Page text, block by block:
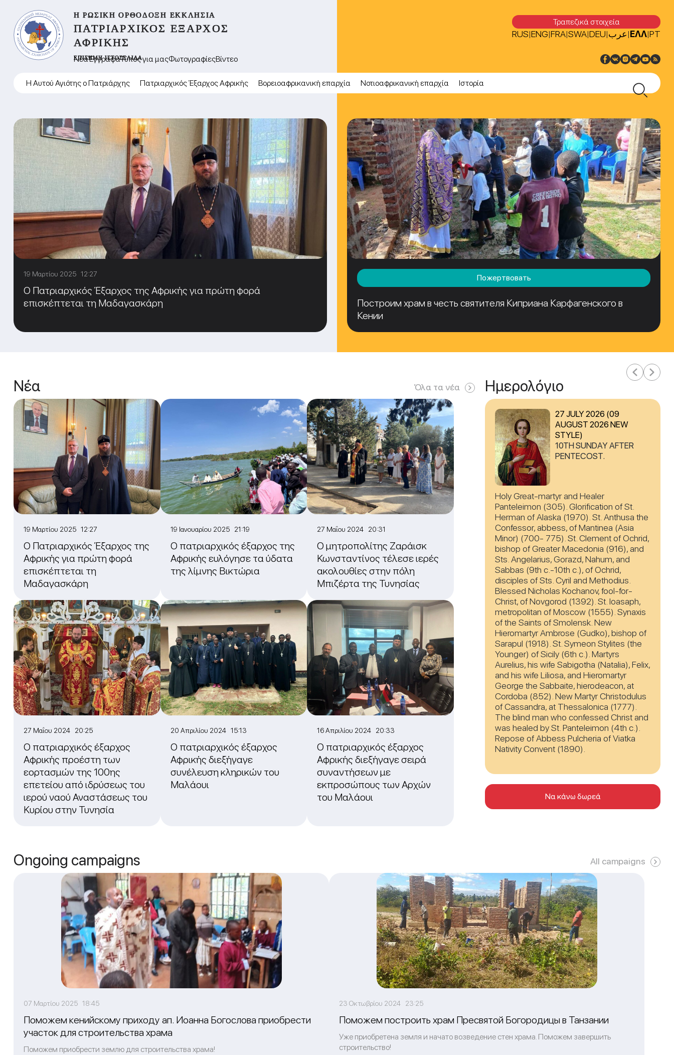
Η ΡΩΣΙΚΉ ΟΡΘΌΔΟΞΗ ΕΚΚΛΗΣΊΑ
ΠΑΤΡΙΑΡΧΙΚΌΣ ΈΞΑΡΧΟΣ
ΑΦΡΙΚΉΣ
ΕΠΊΣΗΜΗ ΙΣΤΟΣΕΛΊΔΑ
Τραπεζικά στοιχεία
RUS|ENG|FRA|SWA|DEU|عرب|ΕΛΛ|PT
ΝέαΈγγραφαΤύπος για μαςΦωτογραφίεςΒίντεο
Η Αυτού Αγιότης ο Πατριάρχης Πατριαρχικός Έξαρχος Αφρικής Βορειοαφρικανική επαρχία Νοτιοαφρικανική επαρχία Ιστορία
19 Μαρτίου 2025 12:27
Ο Πατριαρχικός Έξαρχος της Αφρικής για πρώτη φορά
επισκέπτεται τη Μαδαγασκάρη
Пожертвовать
Построим храм в честь святителя Киприана Карфагенского в
Кении
Νέα Όλα τα νέα
19 Μαρτίου 2025 12:27
Ο Πατριαρχικός Έξαρχος της
Αφρικής για πρώτη φορά
επισκέπτεται τη
Μαδαγασκάρη
19 Ιανουαρίου 2025 21:19
Ο πατριαρχικός έξαρχος της
Αφρικής ευλόγησε τα ύδατα
της λίμνης Βικτώρια
27 Μαΐου 2024 20:31
Ο μητροπολίτης Ζαράισκ
Κωνσταντίνος τέλεσε ιερές
ακολουθίες στην πόλη
Μπιζέρτα της Τυνησίας
27 Μαΐου 2024 20:25
Ο πατριαρχικός έξαρχος
Αφρικής προέστη των
εορτασμών της 100ης
επετείου από ιδρύσεως του
ιερού ναού Αναστάσεως του
Κυρίου στην Τυνησία
20 Απριλίου 2024 15:13
Ο πατριαρχικός έξαρχος
Αφρικής διεξήγαγε
συνέλευση κληρικών του
Μαλάουι
16 Απριλίου 2024 20:33
O πατριαρχικός έξαρχος
Αφρικής διεξήγαγε σειρά
συναντήσεων με
εκπροσώπους των Αρχών
του Μαλάουι
Ημερολόγιο
27 JULY 2026 (09
AUGUST 2026 NEW
STYLE)
10TH SUNDAY AFTER
PENTECOST.
Holy Great-martyr and Healer
Panteleimon (305). Glorification of St.
Herman of Alaska (1970). St. Anthusa the
Confessor, abbess, of Mantinea (Asia
Minor) (700- 775). St. Clement of Ochrid,
bishop of Greater Macedonia (916), and
Sts. Angelarius, Gorazd, Nahum, and
Sabbas (9th c.-10th c.), of Ochrid,
disciples of Sts. Cyril and Methodius.
Blessed Nicholas Kochanov, fool-for-
Christ, of Novgorod (1392). St. Ioasaph,
metropolitan of Moscow (1555). Synaxis
of the Saints of Smolensk. New
Hieromartyr Ambrose (Gudko), bishop of
Sarapul (1918). St. Symeon Stylites (the
Younger) of Sicily (6th c.). Martyrs
Aurelius, his wife Sabigotha (Natalia), Felix,
and his wife Liliosa, and Hieromartyr
George the Sabbaite, hierodeacon, at
Cordoba (852). New Martyr Christodulus
of Cassandra, at Thessalonica (1777).
The blind man who confessed Christ and
was healed by St. Panteleimon (4th c.).
Repose of Abbess Pulcheria of Viatka
Nativity Convent (1890).
Να κάνω δωρεά
Ongoing campaigns All campaigns
07 Μαρτίου 2025 18:45
Поможем кенийскому приходу ап. Иоанна Богослова приобрести
участок для строительства храма
Поможем приобрести землю для строительства храма!
23 Οκτωβρίου 2024 23:25
Поможем построить храм Пресвятой Богородицы в Танзании
Уже приобретена земля и начато возведение стен храма. Поможем завершить
строительство!